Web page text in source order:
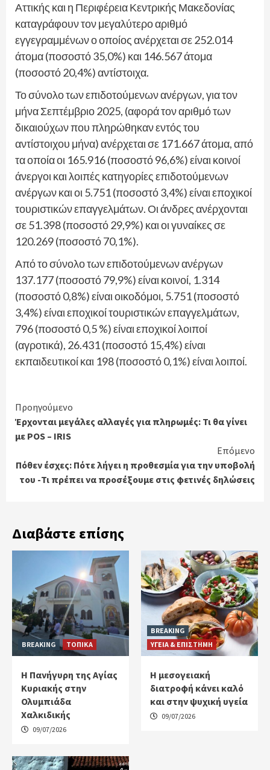
Αττικής και η Περιφέρεια Κεντρικής Μακεδονίας
καταγράφουν τον μεγαλύτερο αριθμό
εγγεγραμμένων ο οποίος ανέρχεται σε 252.014
άτομα (ποσοστό 35,0%) και 146.567 άτομα
(ποσοστό 20,4%) αντίστοιχα.
Το σύνολο των επιδοτούμενων ανέργων, για τον
μήνα Σεπτέμβριο 2025, (αφορά τον αριθμό των
δικαιούχων που πληρώθηκαν εντός του
αντίστοιχου μήνα) ανέρχεται σε 171.667 άτομα, από
τα οποία οι 165.916 (ποσοστό 96,6%) είναι κοινοί
άνεργοι και λοιπές κατηγορίες επιδοτούμενων
ανέργων και οι 5.751 (ποσοστό 3,4%) είναι εποχικοί
τουριστικών επαγγελμάτων. Οι άνδρες ανέρχονται
σε 51.398 (ποσοστό 29,9%) και οι γυναίκες σε
120.269 (ποσοστό 70,1%).
Από το σύνολο των επιδοτούμενων ανέργων
137.177 (ποσοστό 79,9%) είναι κοινοί, 1.314
(ποσοστό 0,8%) είναι οικοδόμοι, 5.751 (ποσοστό
3,4%) είναι εποχικοί τουριστικών επαγγελμάτων,
796 (ποσοστό 0,5 %) είναι εποχικοί λοιποί
(αγροτικά), 26.431 (ποσοστό 15,4%) είναι
εκπαιδευτικοί και 198 (ποσοστό 0,1%) είναι λοιποί.
Continue
Reading
Προηγούμενο
Έρχονται μεγάλες αλλαγές για πληρωμές: Τι θα γίνει
με POS – IRIS
Επόμενο
Πόθεν έσχες: Πότε λήγει η προθεσμία για την υποβολή
του -Τι πρέπει να προσέξουμε στις φετινές δηλώσεις
Διαβάστε επίσης
BREAKING ΤΟΠΙΚΑ
Η Πανήγυρη της Αγίας
Κυριακής στην
Ολυμπιάδα
Χαλκιδικής
09/07/2026
BREAKING
ΥΓΕΙΑ & ΕΠΙΣΤΗΜΗ
H μεσογειακή
διατροφή κάνει καλό
και στην ψυχική υγεία
09/07/2026